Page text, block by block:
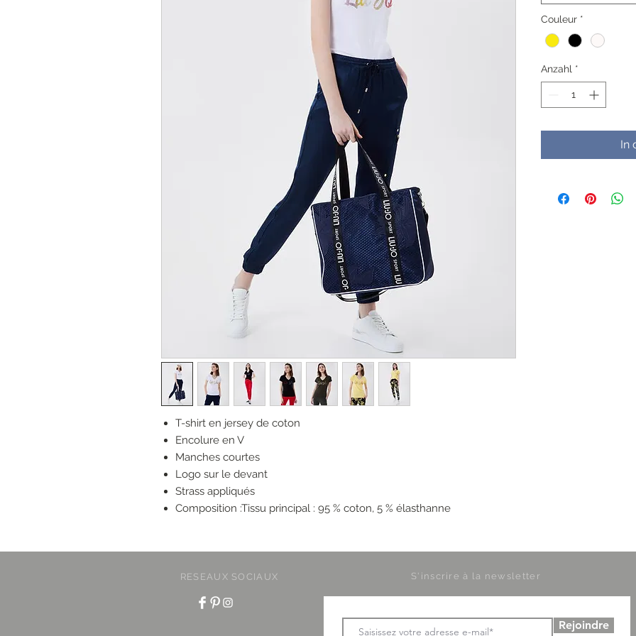
T-shirt en jersey de coton
Encolure en V
Manches courtes
Logo sur le devant
Strass appliqués
Composition :Tissu principal : 95 % coton, 5 % élasthanne
Couleur *
Anzahl *
In
RESEAUX SOCIAUX S'inscrire à la newsletter
Rejoindre